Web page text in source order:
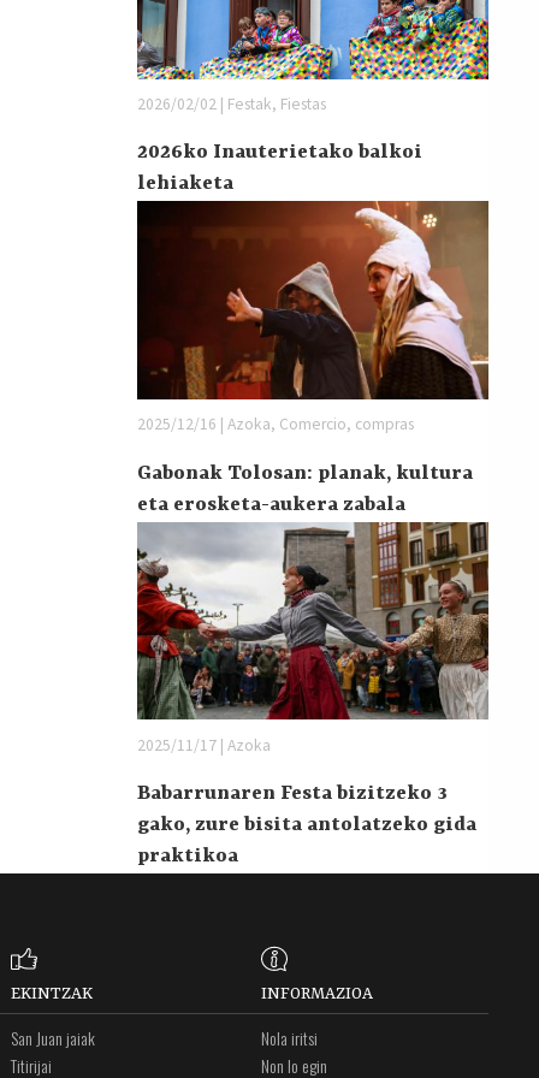
2026/02/02 | Festak, Fiestas
2026ko Inauterietako balkoi
lehiaketa
2025/12/16 | Azoka, Comercio, compras
Gabonak Tolosan: planak, kultura
eta erosketa-aukera zabala
2025/11/17 | Azoka
Babarrunaren Festa bizitzeko 3
gako, zure bisita antolatzeko gida
praktikoa
EKINTZAK
San Juan jaiak
Titirijai
INFORMAZIOA
Nola iritsi
Non lo egin